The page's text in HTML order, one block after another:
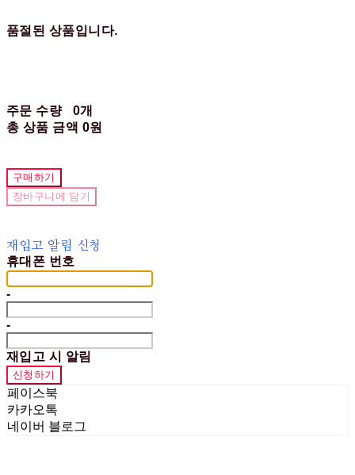
품절된 상품입니다.
주문 수량
0개
총 상품 금액 0원
구매하기
장바구니에 담기
재입고 알림 신청
휴대폰 번호
-
-
재입고 시 알림
신청하기
페이스북
카카오톡
네이버 블로그